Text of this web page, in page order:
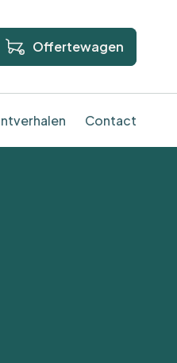
Offertewagen
Contact